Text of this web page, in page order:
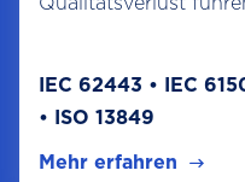
IEC 62443 • IEC
• ISO 13849
Mehr erfahren